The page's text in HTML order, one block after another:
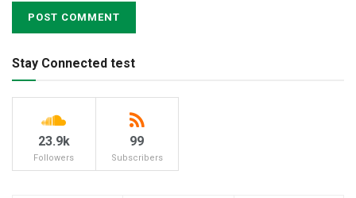
Stay Connected test
23.9k
Followers
99
Subscribers